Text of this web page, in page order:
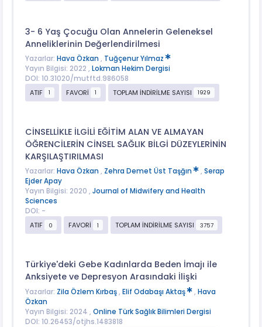
3- 6 Yaş Çocuğu Olan Annelerin Geleneksel
Anneliklerinin Değerlendirilmesi
Yazarlar: Hava Özkan , Tuğçenur Yılmaz
Yayın Bilgisi: 2022 , Lokman Hekim Dergisi
DOI: 10.31020/mutftd.986058
ATIF
1 FAVORİ 1 TOPLAM İNDİRİLME SAYISI 1929
CİNSELLİKLE İLGİLİ EĞİTİM ALAN VE ALMAYAN
ÖĞRENCİLERİN CİNSEL SAĞLIK BİLGİ DÜZEYLERİNİN
KARŞILAŞTIRILMASI
Yazarlar: Hava Özkan , Zehra Demet Üst Taşğın , Serap
Ejder Apay
Yayın Bilgisi: 2020 , Journal of Midwifery and Health
Sciences
DOI: -
ATIF
0 FAVORİ 1 TOPLAM İNDİRİLME SAYISI 3757
Türkiye'deki Gebe Kadınlarda Beden İmajı ile
Anksiyete ve Depresyon Arasındaki İlişki
Yazarlar: Zila Özlem Kırbaş, Elif Odabaşı Aktaş , Hava
Özkan
Yayın Bilgisi: 2024 , Online Türk Sağlık Bilimleri Dergisi
DOI: 10.26453/otjhs.1483818